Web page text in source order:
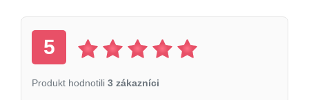
5
Produkt hodnotili 3 zákazníci